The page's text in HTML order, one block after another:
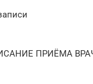
ПРИЁМА